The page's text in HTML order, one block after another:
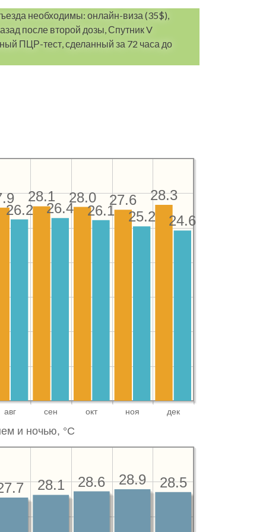
необходимы: онлайн-виза (35$),
после второй дозы, Спутник V
ПЦР-тест, сделанный за 72 часа до